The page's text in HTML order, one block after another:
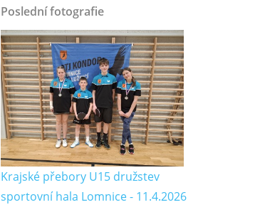
Poslední fotografie
Krajské přebory U15 družstev
sportovní hala Lomnice - 11.4.2026